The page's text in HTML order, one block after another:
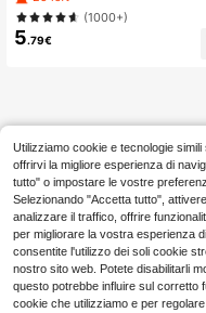
bottoni, per donne in gravidanza
(1000+)
5.79€
Utilizziamo cookie e tecnologie
offrirvi la migliore esperienza di
tutto" o impostare le vostre
Selezionando "Accetta tutto",
analizzare il traffico, offrire
per migliorare la vostra esperienza
consentite l'utilizzo dei soli cookie
nostro sito web. Potete disabilitarli
questo potrebbe influire sul corretto
cookie che utilizziamo e per